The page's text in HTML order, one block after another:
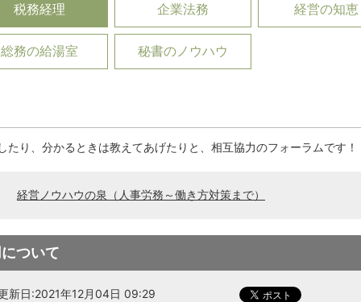
税務経理 企業法務 経営の知恵
総務の給湯室 秘書のノウハウ
たり、分かるときは教えてあげたりと、相互協力のフォーラムです！
経営ノウハウの泉（人事労務～働き方対策まで）
ついて
新日:2021年12月04日 09:29